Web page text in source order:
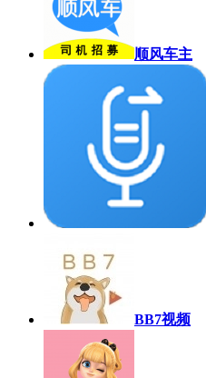
顺风车主
BB7视频